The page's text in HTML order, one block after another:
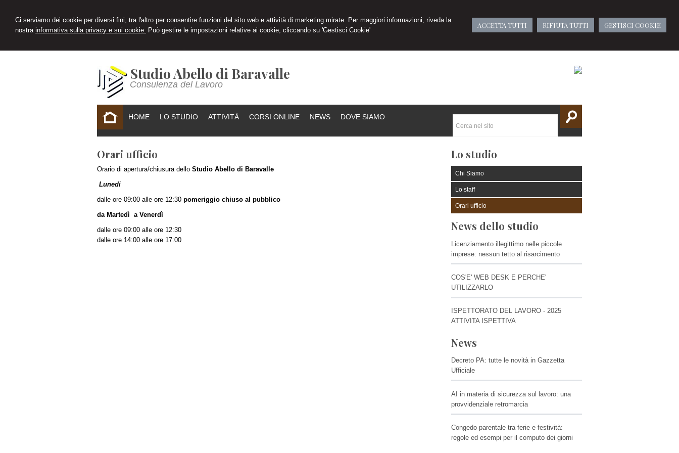
Ci serviamo dei cookie per diversi fini, tra l'altro per consentire funzioni del sito web e attività di marketing mirate. Per maggiori informazioni, riveda la
nostra informativa sulla privacy e sui cookie. Può gestire le impostazioni relative ai cookie, cliccando su 'Gestisci Cookie'
ACCETTA TUTTI RIFIUTA TUTTI GESTISCI COOKIE
Studio Abello di Baravalle
Consulenza del Lavoro
HOME LO STUDIO ATTIVITÀ CORSI ONLINE NEWS DOVE SIAMO
Orari ufficio
Orario di apertura/chiusura dello Studio Abello di Baravalle
Lunedi
dalle ore 09:00 alle ore 12:30 pomeriggio chiuso al pubblico
da Martedì a Venerdì
dalle ore 09:00 alle ore 12:30
dalle ore 14:00 alle ore 17:00
Lo studio
Chi Siamo
Lo staff
Orari ufficio
News dello studio
Licenziamento illegittimo nelle piccole
imprese: nessun tetto al risarcimento
COS'E' WEB DESK E PERCHE'
UTILIZZARLO
ISPETTORATO DEL LAVORO - 2025
ATTIVITA ISPETTIVA
News
Decreto PA: tutte le novità in Gazzetta
Ufficiale
AI in materia di sicurezza sul lavoro: una
provvidenziale retromarcia
Congedo parentale tra ferie e festività:
regole ed esempi per il computo dei giorni